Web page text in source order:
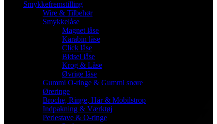
Smykkefremstilling
Wire & Tilbehør
Smykkelåse
Magnet låse
Karabin låse
Click låse
Bidsel låse
Krog & Låse
Øvrige låse
Gummi O-ringe & Gummi snøre
Øreringe
Broche, Ringe, Hår & Mobilstrop
Indpakning & Værktøj
Perlestave & O-ringe